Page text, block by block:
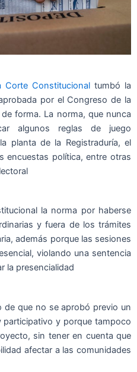
Constitucional tumbó la
por el Congreso de la
forma. La norma, que nunca
algunos reglas de juego
planta de la Registraduría, el
encuestas política, entre otras
la norma por haberse
y fuera de los trámites
además porque las sesiones
violando una sentencia
la presencialidad
de que no se aprobó previo un
y porque tampoco
sin tener en cuenta que
afectar a las comunidades